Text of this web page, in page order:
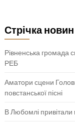
Стрічка новин
Рівненська громада
РЕБ
Аматори сцени
повстанської пісні
В Любомлі